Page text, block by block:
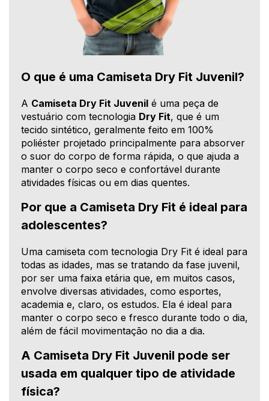
O que é uma Camiseta Dry Fit Juvenil?
A Camiseta Dry Fit Juvenil é uma peça de
vestuário com tecnologia Dry Fit, que é um
tecido sintético, geralmente feito em 100%
poliéster projetado principalmente para absorver
o suor do corpo de forma rápida, o que ajuda a
manter o corpo seco e confortável durante
atividades físicas ou em dias quentes.
Por que a Camiseta Dry Fit é ideal para
adolescentes?
Uma camiseta com tecnologia Dry Fit é ideal para
todas as idades, mas se tratando da fase juvenil,
por ser uma faixa etária que, em muitos casos,
envolve diversas atividades, como esportes,
academia e, claro, os estudos. Ela é ideal para
manter o corpo seco e fresco durante todo o dia,
além de fácil movimentação no dia a dia.
A Camiseta Dry Fit Juvenil pode ser
usada em qualquer tipo de atividade
física?